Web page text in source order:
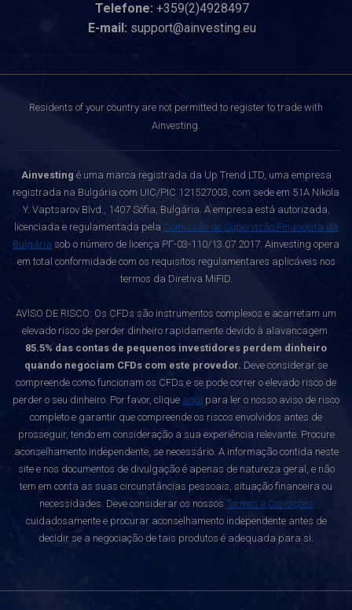
Telefone: +359(2)4928497
E-mail: support@ainvesting.eu
Residents of your country are not permitted to register to trade with
Ainvesting.
Ainvesting é uma marca registrada da Up Trend LTD, uma empresa
registrada na Bulgária com UIC/PIC 121527003, com sede em 51A Nikola
Y. Vaptsarov Blvd., 1407 Sófia, Bulgária. A empresa está autorizada,
licenciada e regulamentada pela Comissão de Supervisão Financeira da
Bulgária sob o número de licença РГ-03-110/13.07.2017. Ainvesting opera
em total conformidade com os requisitos regulamentares aplicáveis nos
termos da Diretiva MiFID.
AVISO DE RISCO: Os CFDs são instrumentos complexos e acarretam um
elevado risco de perder dinheiro rapidamente devido à alavancagem.
85.5% das contas de pequenos investidores perdem dinheiro
quando negociam CFDs com este provedor. Deve considerar se
compreende como funcionam os CFDs e se pode correr o elevado risco de
perder o seu dinheiro. Por favor, clique aqui para ler o nosso aviso de risco
completo e garantir que compreende os riscos envolvidos antes de
prosseguir, tendo em consideração a sua experiência relevante. Procure
aconselhamento independente, se necessário. A informação contida neste
site e nos documentos de divulgação é apenas de natureza geral, e não
tem em conta as suas circunstâncias pessoais, situação financeira ou
necessidades. Deve considerar os nossos Termos e Condições
cuidadosamente e procurar aconselhamento independente antes de
decidir se a negociação de tais produtos é adequada para si.